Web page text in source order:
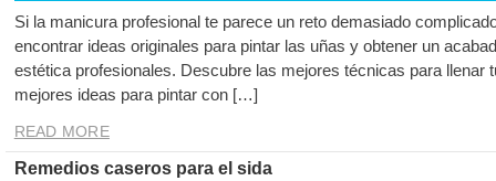
Si la manicura profesional te parece un reto demasiado
encontrar ideas originales para pintar las uñas y obtener un
estética profesionales. Descubre las mejores técnicas para llenar
mejores ideas para pintar con […]
READ MORE
Remedios caseros para el sida